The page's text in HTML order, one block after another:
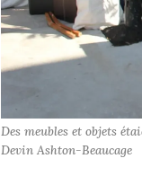
Des meubles et objets
Devin Ashton-Beaucage